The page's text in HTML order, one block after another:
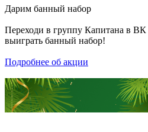
Дарим банный набор
Переходи в группу Капитана в ВК
выиграть банный набор!
Подробнее об акции